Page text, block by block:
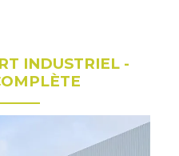
INDUSTRIEL -